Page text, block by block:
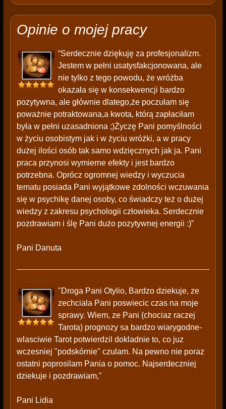
Opinie o mojej pracy
“Serdecznie dziękuję za profesjonalizm.
Jestem w pełni usatysfakcjonowana, ale
nie tylko z tego powodu, że wróżba
okazała się w konsekwencji bardzo
pozytywna, ale głównie dlatego,że poczułam się
poważnie potraktowana,a kwota, którą zapłaciłam
była w pełni uzasadniona ;)Życzę Pani pomyślności
w życiu osobistym jak i w życiu wróżki, a w pracy
dużej ilości osób tak samo wdzięcznych jak ja. Pani
praca przynosi wymierne efekty i jest bardzo
potrzebna. Oprócz ogromnej wiedzy i wyczucia
tematu posiada Pani wyjątkowe zdolności wczuwania
się w psychikę danej osoby, co świadczy też o dużej
wiedzy z zakresu psychologii człowieka. Serdecznie
pozdrawiam i ślę Pani dużo pozytywnej energii :)”
Pani Danuta
"Droga Pani Otylio, Bardzo dziekuje, ze
zechciala Pani poswiecic czas na moje
sprawy. Wiem, ze Pani (chociaz raczej
Tarota) prognozy sa bardzo wiarygodne-
wlasciwie Tarot potwierdzil dokladnie to, co juz
wczesniej "podskórnie" czulam. Na pewno nie poraz
ostatni poprosilam Pania o pomoc. Najserdeczniej
dziekuje i pozdrawiam,"
Pani Lidia